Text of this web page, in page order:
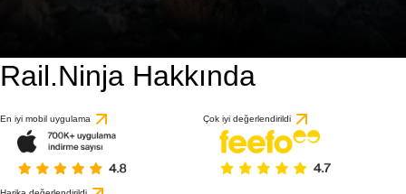
Rail.Ninja Hakkında
En iyi mobil uygulama Çok iyi değerlendirildi